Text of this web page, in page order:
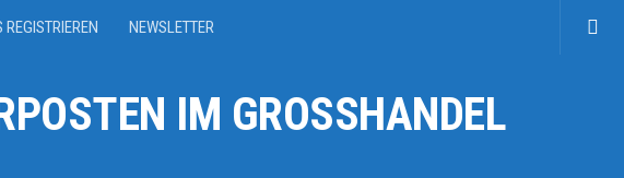
NEWSLETTER
IM GROSSHANDEL